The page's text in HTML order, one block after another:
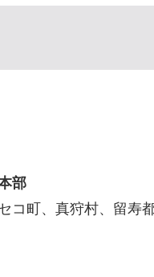
部
コ町、真狩村、留寿